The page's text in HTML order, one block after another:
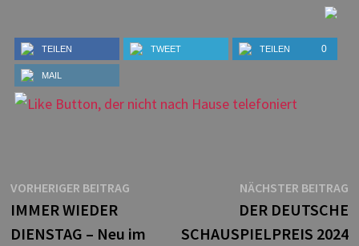
TEILEN TWEET 0
TEILEN
MAIL
Beitragsnavigation
VORHERIGER BEITRAGVorheriger
IMMER WIEDER
DIENSTAG – Neu im
NÄCHSTER BEITRAG
DER DEUTSCHE
SCHAUSPIELPREIS 2024